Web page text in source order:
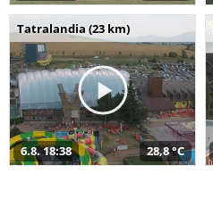
Tatralandia (23 km)
6.8. 18:38 28,8 °C